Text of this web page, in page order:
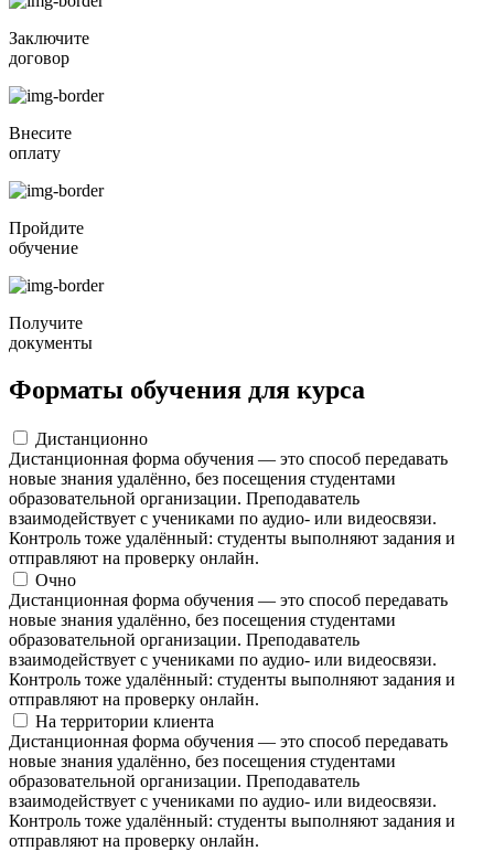
Заключите
договор
Внесите
оплату
Пройдите
обучение
Получите
документы
Форматы обучения для курса
Дистанционно
Дистанционная форма обучения — это способ передавать
новые знания удалённо, без посещения студентами
образовательной организации. Преподаватель
взаимодействует с учениками по аудио- или видеосвязи.
Контроль тоже удалённый: студенты выполняют задания и
отправляют на проверку онлайн.
Очно
Дистанционная форма обучения — это способ передавать
новые знания удалённо, без посещения студентами
образовательной организации. Преподаватель
взаимодействует с учениками по аудио- или видеосвязи.
Контроль тоже удалённый: студенты выполняют задания и
отправляют на проверку онлайн.
На территории клиента
Дистанционная форма обучения — это способ передавать
новые знания удалённо, без посещения студентами
образовательной организации. Преподаватель
взаимодействует с учениками по аудио- или видеосвязи.
Контроль тоже удалённый: студенты выполняют задания и
отправляют на проверку онлайн.